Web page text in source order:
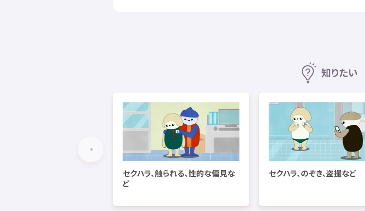
知りたい
セクハラ、触られる、性的な偏見な
ど
セクハラ、のぞき、盗撮など